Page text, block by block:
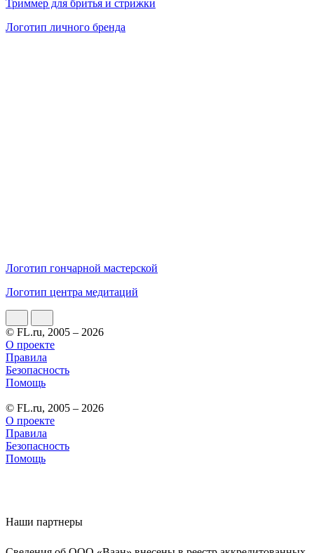
Триммер для бритья и стрижки
Логотип личного бренда
Логотип гончарной мастерской
Логотип центра медитаций
© FL.ru, 2005 – 2026
О проекте
Правила
Безопасность
Помощь
© FL.ru, 2005 – 2026
О проекте
Правила
Безопасность
Помощь
Наши партнеры